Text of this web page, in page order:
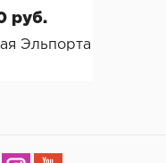
руб.
Эльпорта Флори